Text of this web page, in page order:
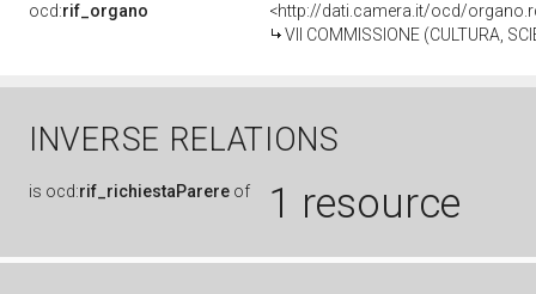
ocd:rif_organo
<http://dati.camera.it/ocd/
VII COMMISSIONE (CULTURA,
INVERSE RELATIONS
is ocd:rif_richiestaParere of 1 resource